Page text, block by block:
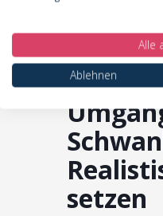
deinen
setzen
Alle
Ablehnen